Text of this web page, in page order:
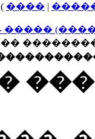
( ���� |
�����